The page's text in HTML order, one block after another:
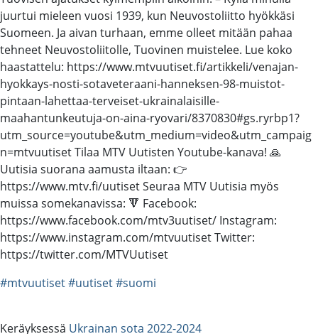
juurtui mieleen vuosi 1939, kun Neuvostoliitto hyökkäsi
Suomeen. Ja aivan turhaan, emme olleet mitään pahaa
tehneet Neuvostoliitolle, Tuovinen muistelee. Lue koko
haastattelu: https://www.mtvuutiset.fi/artikkeli/venajan-
hyokkays-nosti-sotaveteraani-hanneksen-98-muistot-
pintaan-lahettaa-terveiset-ukrainalaisille-
maahantunkeutuja-on-aina-ryovari/8370830#gs.ryrbp1?
utm_source=youtube&utm_medium=video&utm_campaig
n=mtvuutiset Tilaa MTV Uutisten Youtube-kanava! 🙏
Uutisia suorana aamusta iltaan: 👉
https://www.mtv.fi/uutiset Seuraa MTV Uutisia myös
muissa somekanavissa: 🔻 Facebook:
https://www.facebook.com/mtv3uutiset/ Instagram:
https://www.instagram.com/mtvuutiset Twitter:
https://twitter.com/MTVUutiset
#mtvuutiset#uutiset#suomi
Keräyksessä Ukrainan sota 2022-2024